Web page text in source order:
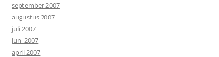
september 2007
augustus 2007
juli 2007
juni 2007
april 2007